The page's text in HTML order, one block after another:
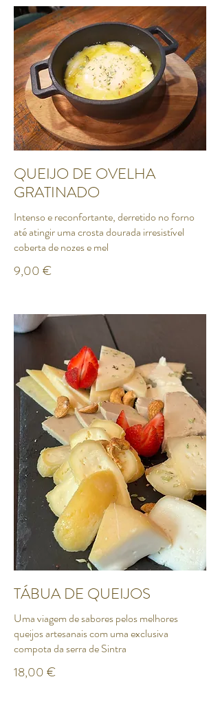
QUEIJO DE OVELHA
GRATINADO
Intenso e reconfortante, derretido no forno
até atingir uma crosta dourada irresistível
9,00 €
TÁBUA DE QUEIJOS
Uma viagem de sabores pelos melhores
queijos artesanais com uma exclusiva
18,00 €